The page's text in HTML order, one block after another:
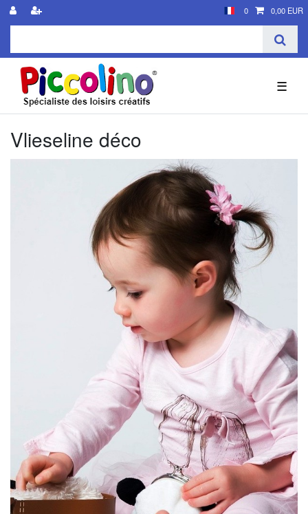
0 0,00 EUR
☰
Vlieseline déco